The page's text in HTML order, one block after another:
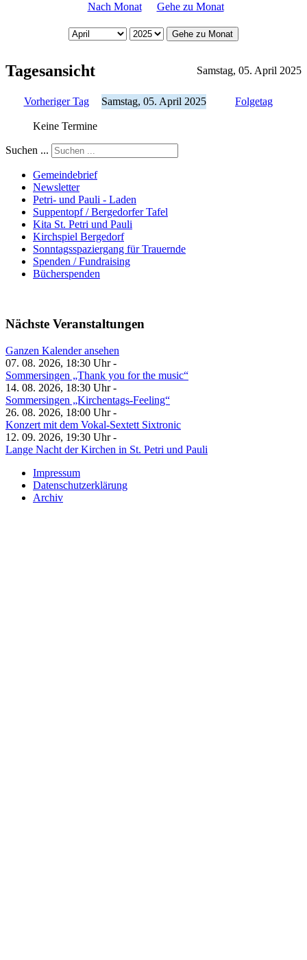
Nach Monat Gehe zu Monat
Gehe zu Monat
Tagesansicht Samstag, 05. April 2025
Vorheriger Tag Samstag, 05. April 2025 Folgetag
Keine Termine
Suchen ...
Gemeindebrief
Newsletter
Petri- und Pauli - Laden
Suppentopf / Bergedorfer Tafel
Kita St. Petri und Pauli
Kirchspiel Bergedorf
Sonntagsspaziergang für Trauernde
Spenden / Fundraising
Bücherspenden
Nächste Veranstaltungen
Ganzen Kalender ansehen
07. 08. 2026, 18:30 Uhr -
Sommersingen „Thank you for the music“
14. 08. 2026, 18:30 Uhr -
Sommersingen „Kirchentags-Feeling“
26. 08. 2026, 18:00 Uhr -
Konzert mit dem Vokal-Sextett Sixtronic
12. 09. 2026, 19:30 Uhr -
Lange Nacht der Kirchen in St. Petri und Pauli
Impressum
Datenschutzerklärung
Archiv